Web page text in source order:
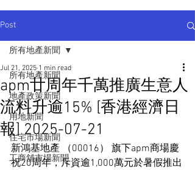
Post
所有地產新聞
地產政策新聞
用地新聞
住宅市場新聞
工商舖市場新聞
所有地產新聞
apm廿周年千萬推廣生意人
流料升逾15% [香港經濟日
報] 2025-07-21
Jul 21, 2025 1 min read
新鴻基地產 （00016） 旗下apm商場慶
祝20周年，斥資逾1,000萬元於暑假推出